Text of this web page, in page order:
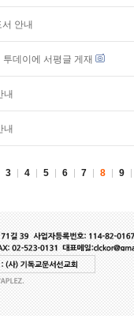
안내
데이에 서평글 게재
내
내
3 4 5 6 7 8 9